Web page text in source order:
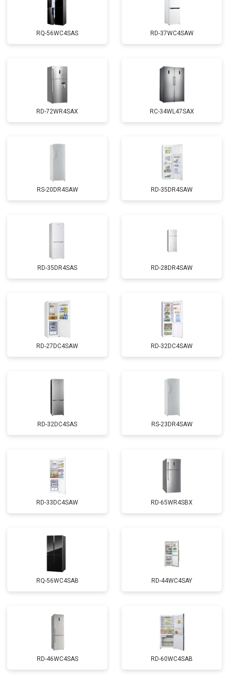
RQ-56WC4SAS RD-37WC4SAW
RD-72WR4SAX RС-34WL47SAX
RS-20DR4SAW RD-35DR4SAW
RD-35DR4SAS RD-28DR4SAW
RD-27DC4SAW RD-32DC4SAW
RD-32DC4SAS RS-23DR4SAW
RD-33DC4SAW RD-65WR4SBX
RQ-56WC4SAB RD-44WC4SAY
RD-46WC4SAS RD-60WC4SAB